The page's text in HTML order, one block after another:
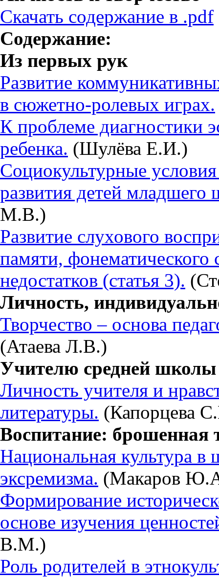
Скачать содержание в .pdf
Содержание:
Из первых рук
Развитие
в сюжетно-ролевых играх.
К проблеме диагностики
ребенка. (Шулёва Е.И.)
Социокультурные
развития детей младшего
М.В.)
Развитие слухового
памяти, фонематического
недостатков (статья 3).
Личность,
Творчество – основа
(Атаева Л.В.)
Учителю средней школы
Личность учителя и
литературы. (Капорцева
Воспитание: брошенная
Национальная культура в
эксремизма. (Макаров
Формирование
основе изучения
В.М.)
Роль родителей в